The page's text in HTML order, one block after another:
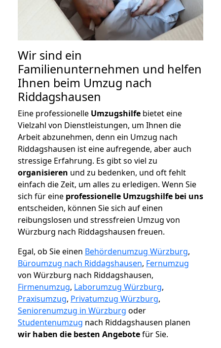
Wir sind ein
Familienunternehmen und helfen
Ihnen beim Umzug nach
Riddagshausen
Eine professionelle Umzugshilfe bietet eine
Vielzahl von Dienstleistungen, um Ihnen die
Arbeit abzunehmen, denn ein Umzug nach
Riddagshausen ist eine aufregende, aber auch
stressige Erfahrung. Es gibt so viel zu
organisieren und zu bedenken, und oft fehlt
einfach die Zeit, um alles zu erledigen. Wenn Sie
sich für eine professionelle Umzugshilfe bei uns
entscheiden, können Sie sich auf einen
reibungslosen und stressfreien Umzug von
Würzburg nach Riddagshausen freuen.
Egal, ob Sie einen Behördenumzug Würzburg,
Büroumzug nach Riddagshausen, Fernumzug
von Würzburg nach Riddagshausen,
Firmenumzug, Laborumzug Würzburg,
Praxisumzug, Privatumzug Würzburg,
Seniorenumzug in Würzburg oder
Studentenumzug nach Riddagshausen planen
wir haben die besten Angebotefür Sie.